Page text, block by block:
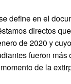
define en el
directos
de 2020 y
fueron más
de la